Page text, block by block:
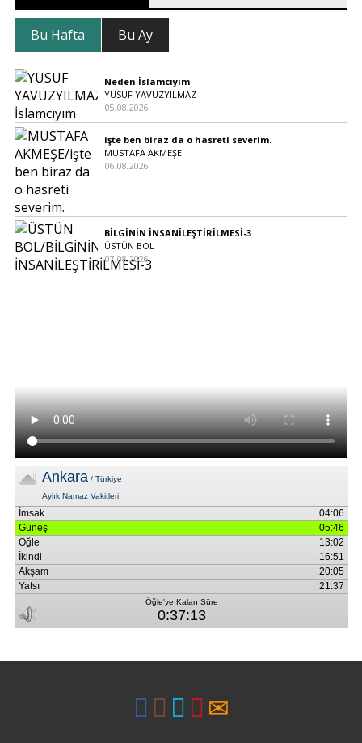
Bu Hafta Bu Ay
Neden İslamcıyım
YUSUF YAVUZYILMAZ
05.08.2026
işte ben biraz da o hasreti severim.
MUSTAFA AKMEŞE
06.08.2026
BİLGİNİN İNSANİLEŞTİRİLMESİ-3
ÜSTÜN BOL
07.08.2026